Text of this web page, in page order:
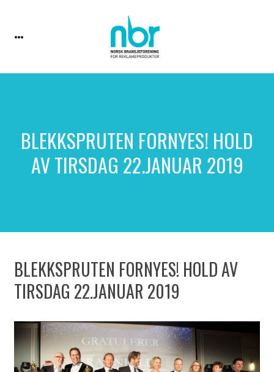
BLEKKSPRUTEN FORNYES! HOLD
AV TIRSDAG 22.JANUAR 2019
BLEKKSPRUTEN FORNYES! HOLD AV
TIRSDAG 22.JANUAR 2019